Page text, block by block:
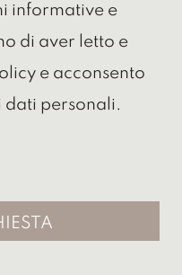
informative e
di aver letto e
e acconsento
dati personali.